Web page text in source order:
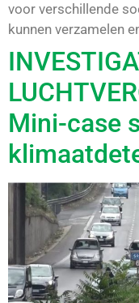
voor verschillende
kunnen verzamelen
Mini-case